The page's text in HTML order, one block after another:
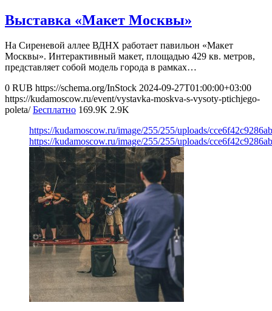
Выставка «Макет Москвы»
На Сиреневой аллее ВДНХ работает павильон «Макет
Москвы». Интерактивный макет, площадью 429 кв. метров,
представляет собой модель города в рамках…
0 RUB https://schema.org/InStock 2024-09-27T01:00:00+03:00
https://kudamoscow.ru/event/vystavka-moskva-s-vysoty-ptichjego-
poleta/ Бесплатно 169.9K 2.9K
https://kudamoscow.ru/image/255/255/uploads/
https://kudamoscow.ru/image/255/255/uploads/